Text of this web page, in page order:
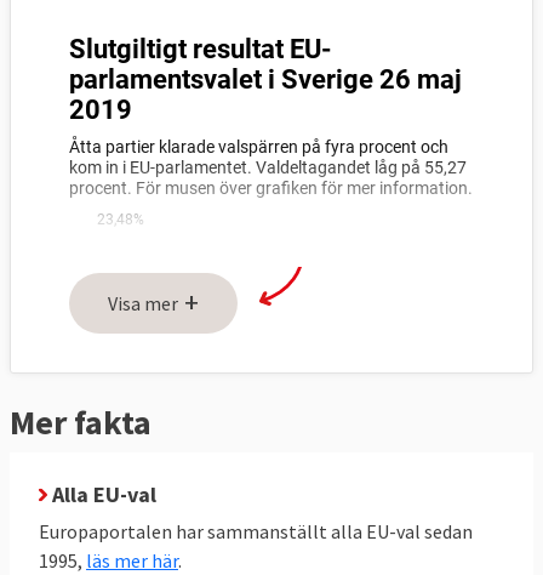
Visa mer +
Mer fakta
Alla EU-val
Europaportalen har sammanställt alla EU-val sedan
1995, läs mer här.